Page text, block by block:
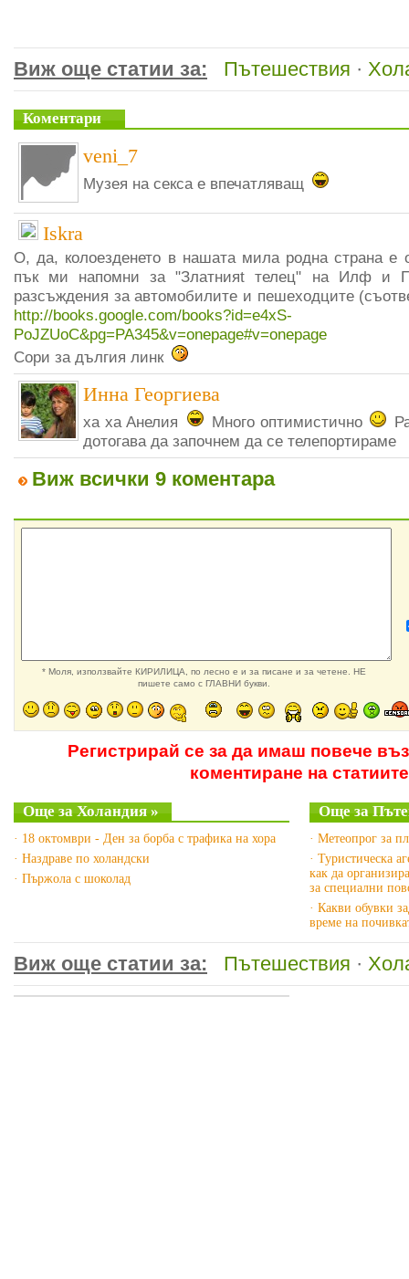
Виж още статии за: Пътешествия ·
Коментари
veni_7
Музея на секса е впечатляващ
Iskra
О, да, колоезденето в нашата мила родна страна е
пък ми напомни за "Златнияt телец" на Илф и
разсъждения за автомобилите и пешеходците
http://books.google.com/books?id=e4xS-
PoJZUoC&pg=PA345&v=onepage#v=onepage
Сори за дългия линк
Инна Георгиева
ха ха Анелия Много оптимистично
дотогава да започнем да се телепортираме
Виж всички 9 коментара
* Моля, използвайте КИРИЛИЦА, по лесно е и за писане и за четене. НЕ
пишете само с ГЛАВНИ букви.
Регистрирай се за да имаш повече
коментиране на статиите
Още за Холандия »
· 18 октомври - Ден за борба с трафика на хора
· Наздраве по холандски
· Пържола с шоколад
Още за
· Метеопрог за
· Туристическа
как да
за специални
· Какви обувки
време на
Виж още статии за: Пътешествия ·